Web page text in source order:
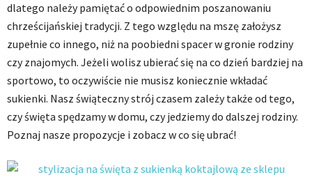
dlatego należy pamiętać o odpowiednim poszanowaniu
chrześcijańskiej tradycji. Z tego względu na mszę założysz
zupełnie co innego, niż na poobiedni spacer w gronie rodziny
czy znajomych. Jeżeli wolisz ubierać się na co dzień bardziej na
sportowo, to oczywiście nie musisz koniecznie wkładać
sukienki. Nasz świąteczny strój czasem zależy także od tego,
czy święta spędzamy w domu, czy jedziemy do dalszej rodziny.
Poznaj nasze propozycje i zobacz w co się ubrać!